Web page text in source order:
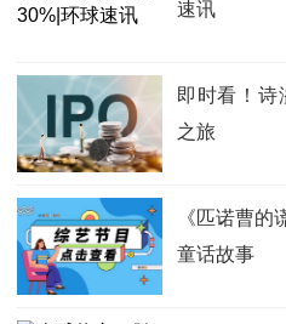
速讯
即时看！诗
之旅
《匹诺曹
童话故事